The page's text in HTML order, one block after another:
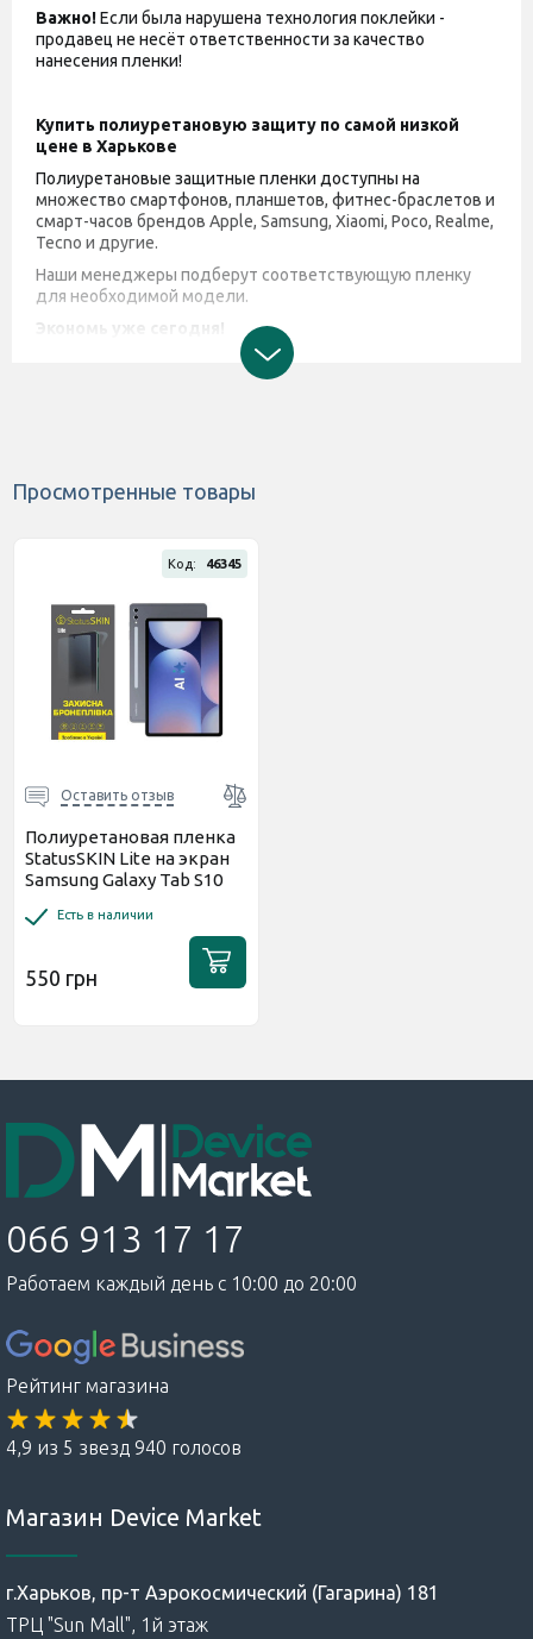
Важно!Если была нарушена технология поклейки -
продавец не несёт ответственности за качество
нанесения пленки!
Купить полиуретановую защиту по самой низкой
цене в Харькове
Полиуретановые защитные пленки доступны на
множество смартфонов, планшетов, фитнес-браслетов и
смарт-часов брендов Apple, Samsung, Xiaomi, Poco, Realme,
Tecno и другие.
Наши менеджеры подберут соответствующую пленку
для необходимой модели.
Экономь уже сегодня!
Просмотренные товары
Код: 46345
Оставить отзыв
Полиуретановая пленка
StatusSKIN Lite на экран
Samsung Galaxy Tab S10
Есть в наличии
550 грн
066 913 17 17
Работаем каждый день с 10:00 до 20:00
Рейтинг магазина
4,9 из 5 звезд 940 голосов
Магазин Device Market
г.Харьков, пр-т Аэрокосмический (Гагарина) 181
ТРЦ "Sun Mall", 1й этаж